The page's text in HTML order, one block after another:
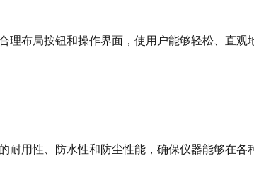
布局按钮和操作界面，使用户能够轻松、直观
用性、防水性和防尘性能，确保仪器能够在各